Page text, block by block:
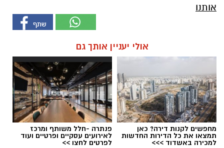
אותנו
אולי יעניין אותך גם
מחפשים לקנות דירה? כאן
תמצאו את כל הדירות החדשות
למכירה באשדוד >>>
פנתרה -חלל משותף ומרכז
לאירועים עסקיים ופרטיים ועוד
לפרטים לחצו >>